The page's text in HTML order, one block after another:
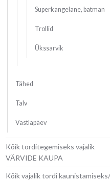
Superkangelane, batman
Trollid
Ükssarvik
Tähed
Talv
Vastlapäev
Kõik torditegemiseks vajalik
VÄRVIDE KAUPA
Kõik vajalik tordi kaunistamiseks/